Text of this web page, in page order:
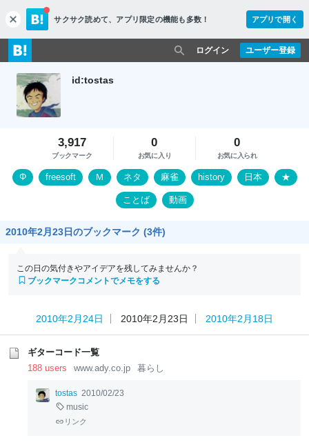
c
l
o
s
e
サクサク読めて、 アプリ限定の機能も多数！ アプリで開く
ユーザー登録
ログイン
id:tostas
3,917
ブックマーク
0
お気に入り
0
お気に入られ
Φ freesoft Ｍ ネタ 麻雀 history 日本 ★
ことば 動画
2010年2月23日のブックマーク (3件)
この日の気付きやアイデアを残してみませんか？
ブックマークコメントでメモをする
2010年2月24日 2010年2月23日 2010年2月18日
ギターコード一覧
188 users
www.ady.co.jp 暮らし
tostas 2010/02/23
music
リンク